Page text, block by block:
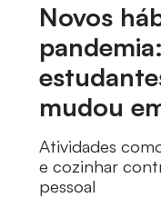
Novos
mudou
Atividades
e cozinhar
pessoal